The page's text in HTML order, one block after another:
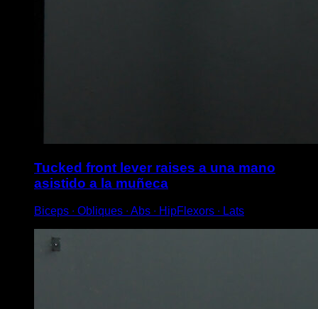
Tucked front lever raises a una mano
asistido a la muñeca
Biceps ∙ Obliques ∙ Abs ∙ HipFlexors ∙ Lats